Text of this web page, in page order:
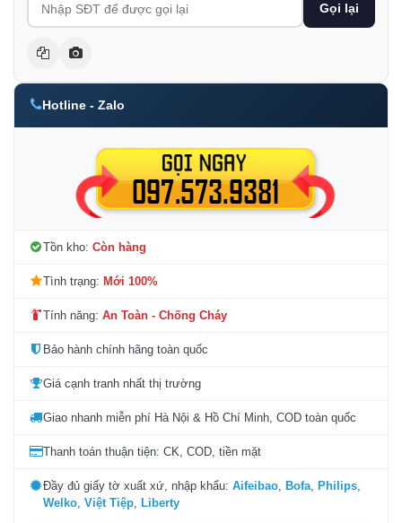
Gọi lại
Hotline - Zalo
Tồn kho: Còn hàng
Tình trạng: Mới 100%
Tính năng: An Toàn - Chống Cháy
Bảo hành chính hãng toàn quốc
Giá cạnh tranh nhất thị trường
Giao nhanh miễn phí Hà Nội & Hồ Chí Minh, COD toàn quốc
Thanh toán thuận tiện: CK, COD, tiền mặt
Đầy đủ giấy tờ xuất xứ, nhập khẩu: Aifeibao Bofa Philips
Welko Việt Tiệp Liberty